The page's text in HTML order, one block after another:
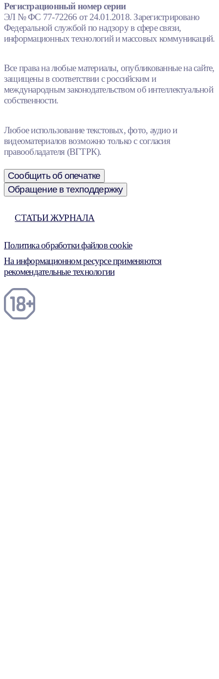
Регистрационный номер серии
ЭЛ № ФС 77-72266 от 24.01.2018. Зарегистрировано
Федеральной службой по надзору в сфере связи,
информационных технологий и массовых коммуникаций.
Все права на любые материалы, опубликованные на сайте,
защищены в соответствии с российским и
международным законодательством об интеллектуальной
собственности.
Любое использование текстовых, фото, аудио и
видеоматериалов возможно только с согласия
правообладателя (ВГТРК).
Сообщить об опечатке
Обращение в техподдержку
СТАТЬИ ЖУРНАЛА
Политика обработки файлов cookie
На информационном ресурсе применяются
рекомендательные технологии